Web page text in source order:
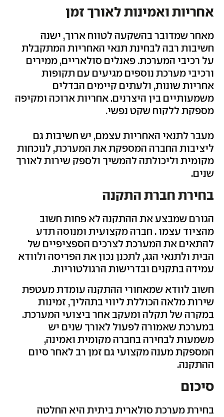
אחריות ואמינות לאורך זמן
מאחר שמדובר בהשקעה לטווח ארוך, ישנה
חשיבות רבה לבחינת תנאי האחריות המתקבלת
על רכיבי המערכת. פאנלים סולאריים, ממירים
ורכיבי מערכת נוספים מגיעים עם תקופות
אחריות שונות, ולעתים קיימים הבדלים
משמעותיים בין היצרנים. אחריות ארוכה ומקיפה
מספקת ללקוח שקט נפשי.
מעבר לתנאי האחריות עצמם, יש חשיבות גם
ליציבות החברה המספקת את המערכת, לנוכחות
מקומית וליכולתה להמשיך ולספק שירות לאורך
שנים.
בחירת חברת התקנה
הגורם שמבצע את ההתקנה לא פחות חשוב
מהציוד עצמו . חברה מקצועית ומנוסה תדע
להתאים את המערכת לצרכים הספציפיים של
הבית ולתנאי הגג, לתכנן נכון את הפריסה ולוודא
עמידה בתקנים ובדרישות הרגולטוריות.
חשוב לוודא שמאחורי ההתקנה עומדת מעטפת
שירות מלאה הכוללת ליווי בתהליך, זמינות
במקרה של תקלה ומעקב אחר ביצועי המערכת.
במערכת שאמורה לפעול לאורך שנים יש
משמעות לבחירה בחברה מקומית ואמינה,
המספקת מענה מקצועי גם זמן רב לאחר סיום
ההתקנה.
סיכום
בחירת מערכת סולארית ביתית היא החלטה